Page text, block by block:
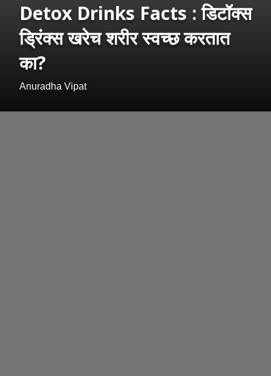
Detox Drinks Facts : डिटॉक्स
ड्रिंक्स खरेच शरीर स्वच्छ करतात
का?
Anuradha Vipat